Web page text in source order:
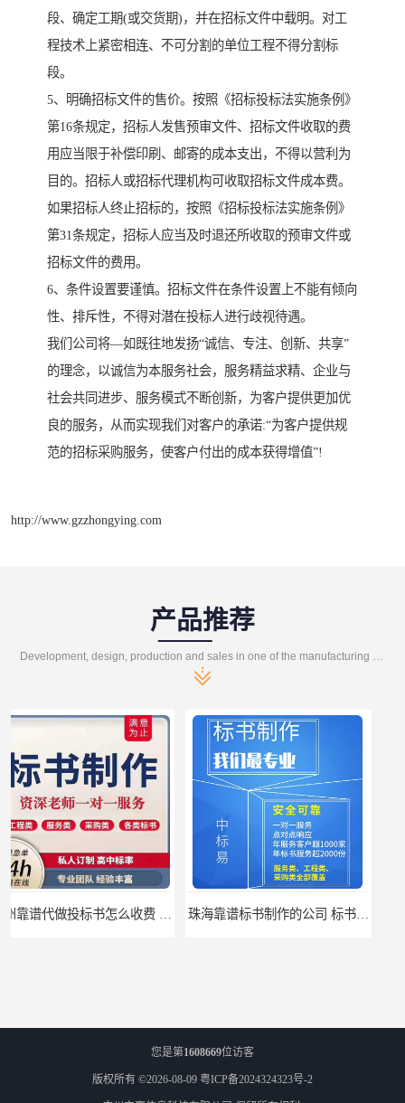
段、确定工期(或交货期)，并在招标文件中载明。对工
程技术上紧密相连、不可分割的单位工程不得分割标
段。
5、明确招标文件的售价。按照《招标投标法实施条例》
第16条规定，招标人发售预审文件、招标文件收取的费
用应当限于补偿印刷、邮寄的成本支出，不得以营利为
目的。招标人或招标代理机构可收取招标文件成本费。
如果招标人终止招标的，按照《招标投标法实施条例》
第31条规定，招标人应当及时退还所收取的预审文件或
招标文件的费用。
6、条件设置要谨慎。招标文件在条件设置上不能有倾向
性、排斥性，不得对潜在投标人进行歧视待遇。
我们公司将—如既往地发扬“诚信、专注、创新、共享”
的理念，以诚信为本服务社会，服务精益求精、企业与
社会共同进步、服务模式不断创新，为客户提供更加优
良的服务，从而实现我们对客户的承诺:“为客户提供规
范的招标采购服务，使客户付出的成本获得增值”!
http://www.gzzhongying.com
产品推荐
珠海靠谱标书制作的公司 标书制作课程
您是第1608669位访客
版权所有 ©2026-08-09 粤ICP备2024324323号-2